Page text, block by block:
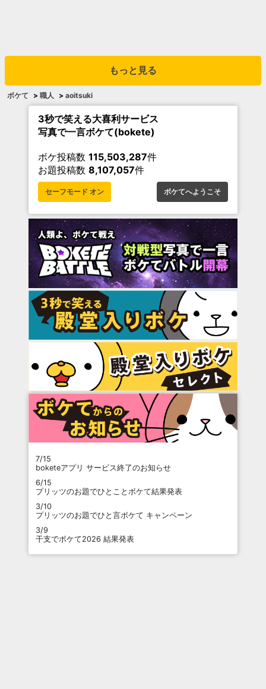
もっと見る
ボケて > 職人 > aoitsuki
3秒で笑える大喜利サービス
写真で一言ボケて(bokete)
ボケ投稿数 115,503,287件
お題投稿数 8,107,057件
セーフモード オン ボケてへようこそ
7/15
boketeアプリ サービス終了のお知らせ
6/15
プリッツのお題でひとことボケて結果発表
3/10
プリッツのお題でひと言ボケて キャンペーン
3/9
干支でボケて2026 結果発表